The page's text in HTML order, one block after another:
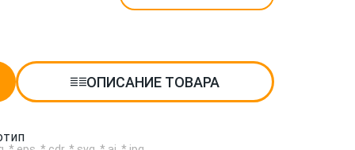
ОПИСАНИЕ ТОВАРА